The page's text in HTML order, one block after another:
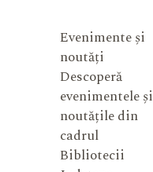
Evenimente și
noutăți
Descoperă
evenimentele și
noutățile din
cadrul
Bibliotecii